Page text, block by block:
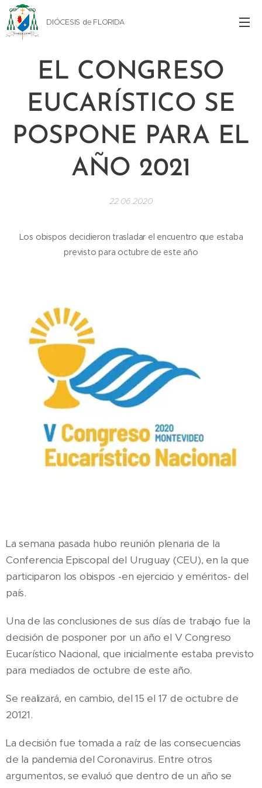
DIÓCESIS de FLORIDA
EL CONGRESO
EUCARÍSTICO SE
POSPONE PARA EL
AÑO 2021
22.06.2020
Los obispos decidieron trasladar el encuentro que estaba
previsto para octubre de este año
La semana pasada hubo reunión plenaria de la
Conferencia Episcopal del Uruguay (CEU), en la que
participaron los obispos -en ejercicio y eméritos- del
país.
Una de las conclusiones de sus días de trabajo fue la
decisión de posponer por un año el V Congreso
Eucarístico Nacional, que inicialmente estaba previsto
para mediados de octubre de este año.
Se realizará, en cambio, del 15 el 17 de octubre de
20121.
La decisión fue tomada a raíz de las consecuencias
de la pandemia del Coronavirus. Entre otros
argumentos, se evaluó que dentro de un año se